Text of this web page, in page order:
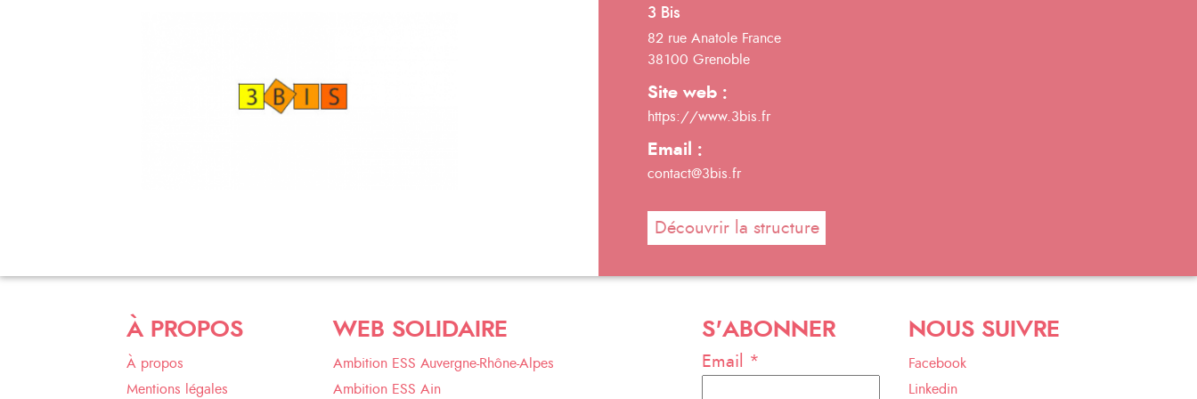
3 Bis
82 rue Anatole France
38100 Grenoble
Site web :
https://www.3bis.fr
Email :
contact@3bis.fr
Découvrir la structure
À PROPOS
À propos
Mentions légales
WEB SOLIDAIRE
Ambition ESS Auvergne-Rhône-Alpes
Ambition ESS Ain
S'ABONNER
Email *
NOUS SUIVRE
Facebook
Linkedin